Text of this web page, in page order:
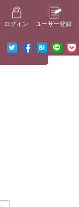
ログイン ユーザー登録